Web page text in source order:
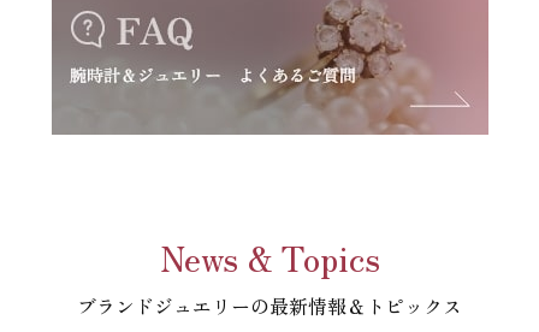
News & Topics
ブランドジュエリーの最新情報＆トピックス